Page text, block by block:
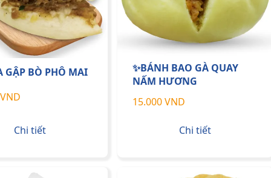
GẬP BÒ PHÔ MAI
Chi tiết
✨BÁNH BAO GÀ QUAY
NẤM HƯƠNG
15.000 VND
Chi tiết